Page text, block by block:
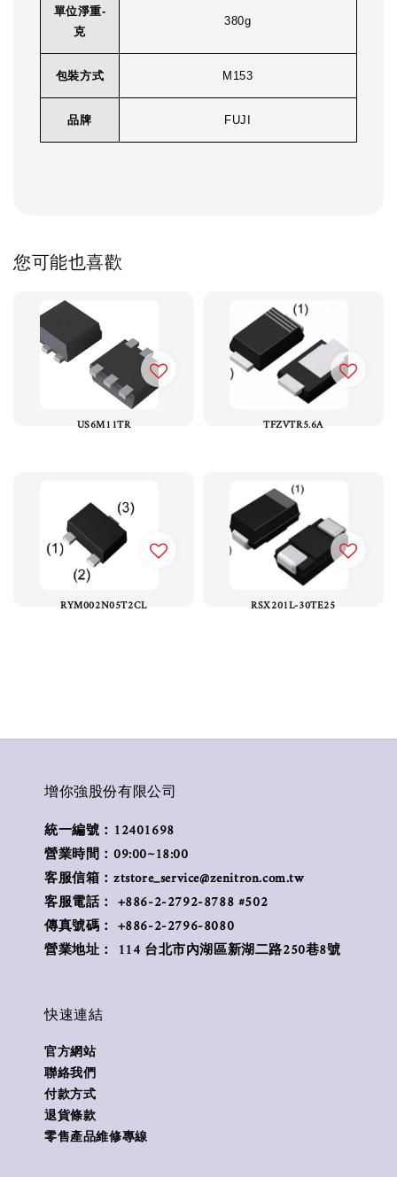
單位淨重-
克
380g
包裝方式 M153
品牌 FUJI
您可能也喜歡
US6M11TR TFZVTR5.6A
RYM002N05T2CL RSX201L-30TE25
增你強股份有限公司
統一編號：12401698
營業時間：09:00~18:00
客服信箱：ztstore_service@zenitron.com.tw
客服電話： +886-2-2792-8788 #502
傳真號碼： +886-2-2796-8080
營業地址： 114 台北市內湖區新湖二路250巷8號
快速連結
官方網站
聯絡我們
付款方式
退貨條款
零售產品維修專線